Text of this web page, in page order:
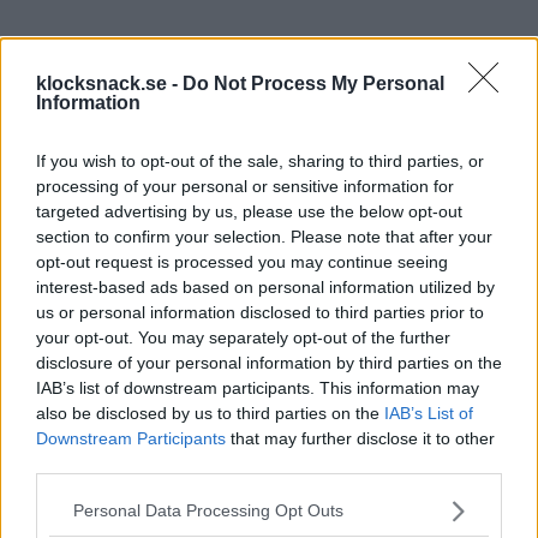
klocksnack.se - Do Not Process My Personal
Information
If you wish to opt-out of the sale, sharing to third parties, or
processing of your personal or sensitive information for
targeted advertising by us, please use the below opt-out
section to confirm your selection. Please note that after your
opt-out request is processed you may continue seeing
interest-based ads based on personal information utilized by
us or personal information disclosed to third parties prior to
your opt-out. You may separately opt-out of the further
disclosure of your personal information by third parties on the
IAB’s list of downstream participants. This information may
also be disclosed by us to third parties on the IAB’s List of
Downstream Participants that may further disclose it to other
Please note that this website/app uses one or more Google
Personal Data Processing Opt Outs